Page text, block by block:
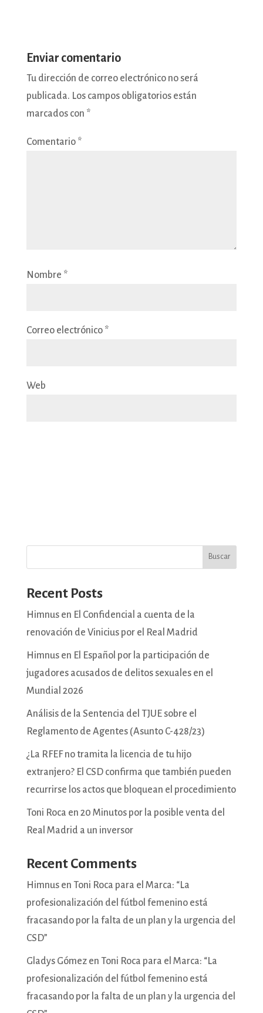
Enviar comentario
Tu dirección de correo electrónico no será
publicada. Los campos obligatorios están
marcados con *
Comentario *
Nombre *
Correo electrónico *
Web
Buscar
Recent Posts
Himnus en El Confidencial a cuenta de la
renovación de Vinicius por el Real Madrid
Himnus en El Español por la participación de
jugadores acusados de delitos sexuales en el
Mundial 2026
Análisis de la Sentencia del TJUE sobre el
Reglamento de Agentes (Asunto C-428/23)
¿La RFEF no tramita la licencia de tu hijo
extranjero? El CSD confirma que también pueden
recurrirse los actos que bloquean el procedimiento
Toni Roca en 20 Minutos por la posible venta del
Real Madrid a un inversor
Recent Comments
Himnusen Toni Roca para el Marca: “La
profesionalización del fútbol femenino está
fracasando por la falta de un plan y la urgencia del
CSD”
Gladys Gómezen Toni Roca para el Marca: “La
profesionalización del fútbol femenino está
fracasando por la falta de un plan y la urgencia del